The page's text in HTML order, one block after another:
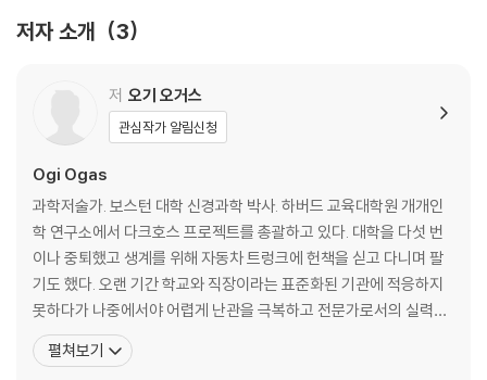
러머의 양말 색깔도 알아보겠는걸 | 사실주의에서 추상미술로 | DAW 혁
음악 상식, 오 그래?! 절대음감
3장 참신성: 모험의 크기
버클리의 세 학생 | 익숙하지만 짜릿해! | 히트곡은 다 이유가 있다 | 새로
운 음악의 인큐베이터 | 우리 때는 정말 힙했다니까 | 참신함의 가격은 얼
마? | 제 모험심 점수는요…
음악 상식, 오 그래?! 음치
저자 소개 3
저 오기 오거스
관심작가 알림신청
Ogi Ogas
과학저술가. 보스턴 대학 신경과학 박사. 하버드 교육대학원 개개인
학 연구소에서 다크호스 프로젝트를 총괄하고 있다. 대학을 다섯 번
이나 중퇴했고 생계를 위해 자동차 트렁크에 헌책을 싣고 다니며 팔
기도 했다. 오랜 기간 학교와 직장이라는 표준화된 기관에 적응하지
못하다가 나중에서야 어렵게 난관을 극복하고 전문가로서의 실력을
키웠다. 자신의 실패 경험을 바탕으로, 로즈 박사와 함께 시스템 밖에
서 성공한 다크호스를 연구하기 시작했다. 보스턴 대학교에서 컴퓨터
펼쳐보기